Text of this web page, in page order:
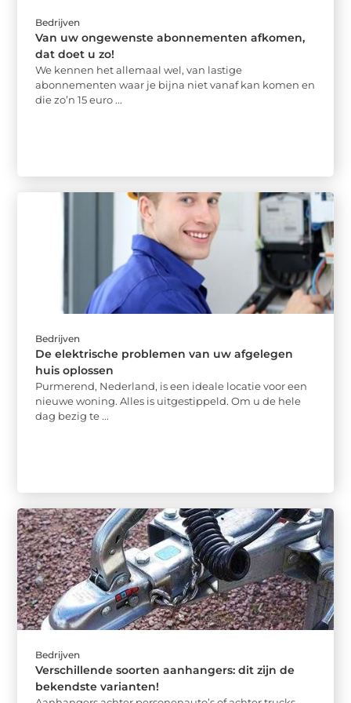
Bedrijven
Van uw ongewenste abonnementen afkomen,
dat doet u zo!
We kennen het allemaal wel, van lastige
abonnementen waar je bijna niet vanaf kan komen en
die zo’n 15 euro ...
Bedrijven
De elektrische problemen van uw afgelegen
huis oplossen
Purmerend, Nederland, is een ideale locatie voor een
nieuwe woning. Alles is uitgestippeld. Om u de hele
dag bezig te ...
Bedrijven
Verschillende soorten aanhangers: dit zijn de
bekendste varianten!